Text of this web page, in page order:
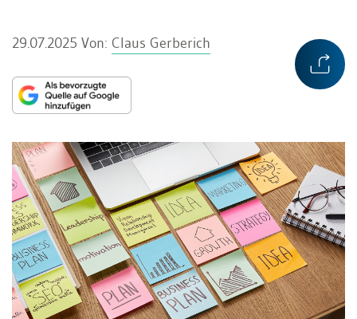
29.07.2025 Von: Claus Gerberich